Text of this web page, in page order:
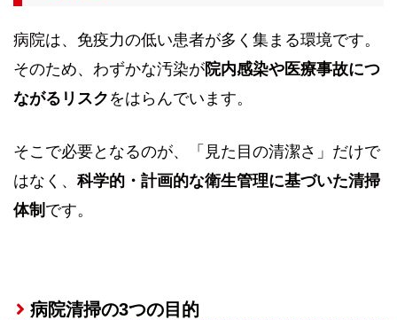
病院は、免疫力の低い患者が多く集まる環境です。
そのため、わずかな汚染が院内感染や医療事故につ
ながるリスク をはらんでいます。
そこで必要となるのが、「見た目の清潔さ」だけで
はなく、 科学的・計画的な衛生管理に基づいた清掃
体制 です。
病院清掃の3つの目的